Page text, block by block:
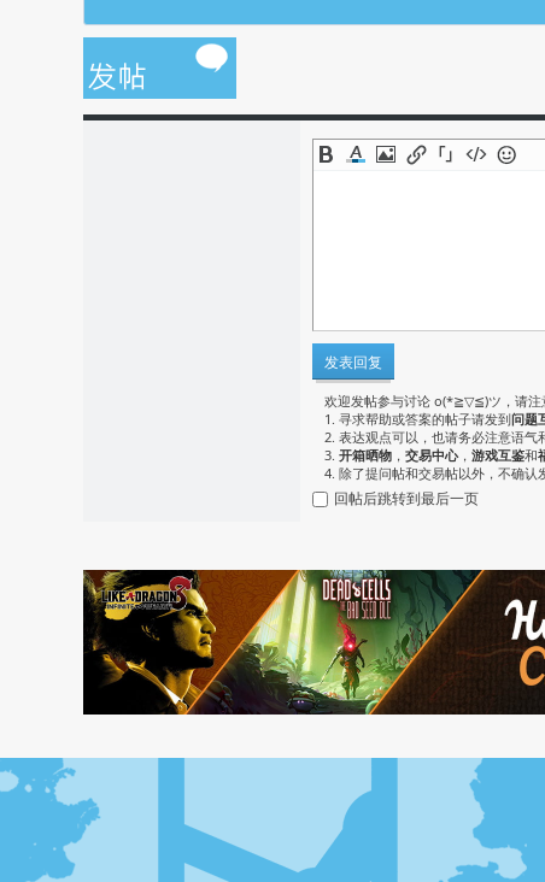
发表回复
欢迎发帖参与讨论 o(*≧▽≦)ツ，请注
1. 寻求帮助或答案的帖子请发到问题
2. 表达观点可以，也请务必注意语气
3. 开箱晒物 ， 交易中心， 游戏互鉴和
4. 除了提问帖和交易帖以外，不确认
回帖后跳转到最后一页